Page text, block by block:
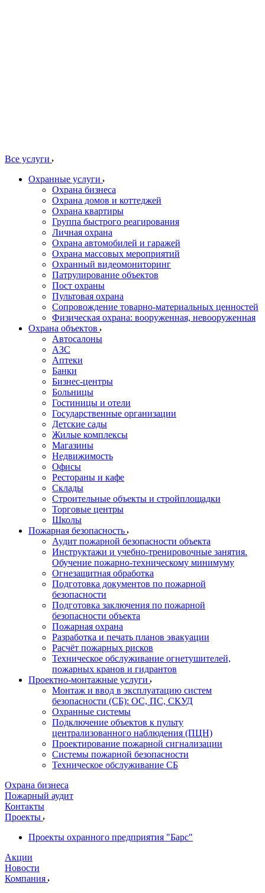
Все услуги
Охранные услуги
Охрана бизнеса
Охрана домов и коттеджей
Охрана квартиры
Группа быстрого реагирования
Личная охрана
Охрана автомобилей и гаражей
Охрана массовых мероприятий
Охранный видеомониторинг
Патрулирование объектов
Пост охраны
Пультовая охрана
Сопровождение товарно-материальных ценностей
Физическая охрана: вооруженная, невооруженная
Охрана объектов
Автосалоны
АЗС
Аптеки
Банки
Бизнес-центры
Больницы
Гостиницы и отели
Государственные организации
Детские сады
Жилые комплексы
Магазины
Недвижимость
Офисы
Рестораны и кафе
Склады
Строительные объекты и стройплощадки
Торговые центры
Школы
Пожарная безопасность
Аудит пожарной безопасности объекта
Инструктажи и учебно-тренировочные занятия.
Обучение пожарно-техническому минимуму
Огнезащитная обработка
Подготовка документов по пожарной
безопасности
Подготовка заключения по пожарной
безопасности объекта
Пожарная охрана
Разработка и печать планов эвакуации
Расчёт пожарных рисков
Техническое обслуживание огнетушителей,
пожарных кранов и гидрантов
Проектно-монтажные услуги
Монтаж и ввод в эксплуатацию систем
безопасности (СБ): ОС, ПС, СКУД
Охранные системы
Подключение объектов к пульту
централизованного наблюдения (ПЦН)
Проектирование пожарной сигнализации
Системы пожарной безопасности
Техническое обслуживание СБ
Охрана бизнеса
Пожарный аудит
Контакты
Проекты
Проекты охранного предприятия "Барс"
Акции
Новости
Компания